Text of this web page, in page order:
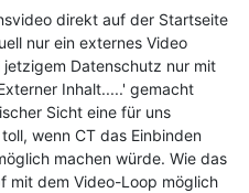
direkt auf der Startseite
nur ein externes Video
Datenschutz nur mit
Inhalt.....' gemacht
Sicht eine für uns
wenn CT das Einbinden
machen würde. Wie das
mit dem Video-Loop möglich